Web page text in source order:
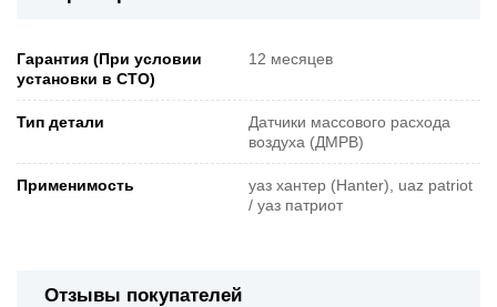
Гарантия (При условии
установки в СТО)
12 месяцев
Тип детали
Датчики массового расхода
воздуха (ДМРВ)
Применимость
уаз хантер (Hanter), uaz patriot
/ уаз патриот
Отзывы покупателей